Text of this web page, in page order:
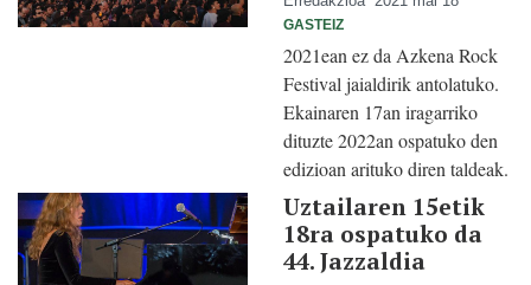
GASTEIZ
2021ean ez da Azkena Rock
Festival jaialdirik antolatuko.
Ekainaren 17an iragarriko
dituzte 2022an ospatuko den
edizioan arituko diren taldeak.
Uztailaren 15etik
18ra ospatuko da
44. Jazzaldia